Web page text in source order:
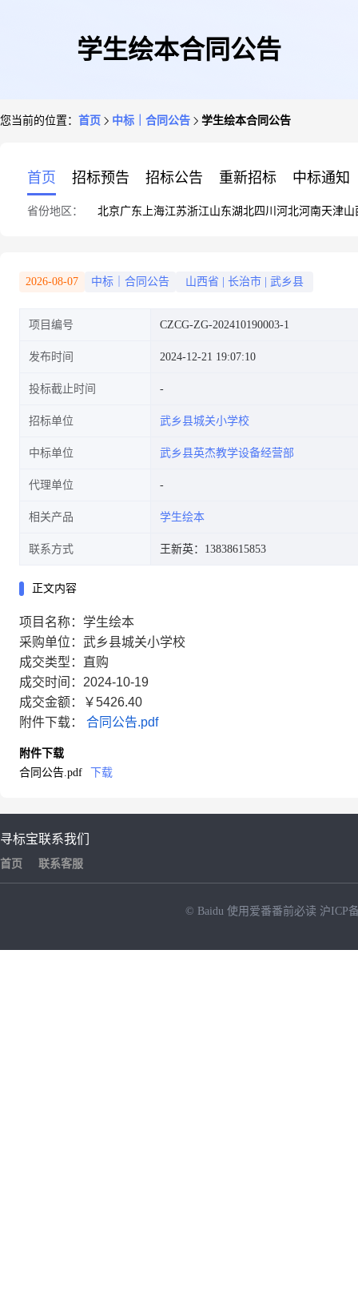
学生绘本合同公告
您当前的位置： 首页 中标｜合同公告 学生绘本合同公告
首页 招标预告 招标公告 重新招标 中标通知
省份地区： 北京广东 上海江苏浙江山东湖北四川 河北河南天津山
2026-08-07 中标｜合同公告 山西省 长治市 武乡县
项目编号 CZCG-ZG-202410190003-1
发布时间 2024-12-21 19:07:10
投标截止时间
招标单位 武乡县城关小学校
中标单位 武乡县英杰教学设备经营部
代理单位
相关产品 学生绘本
联系方式 王新英：13838615853
正文内容
项目名称：学生绘本
采购单位：武乡县城关小学校
成交类型：直购
成交时间：2024-10-19
成交金额：￥5426.40
附件下载： 合同公告.pdf
附件下载
合同公告.pdf
下载
寻标宝
首页
联系我们
联系客服
© Baidu 使用爱番番前必读 沪ICP